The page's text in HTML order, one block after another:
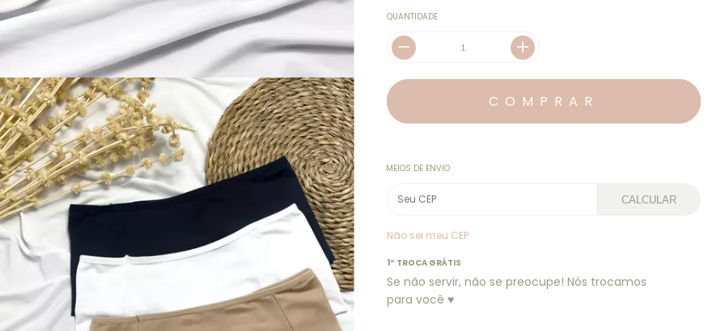
QUANTIDADE
MEIOS DE ENVIO
CALCULAR
Não sei meu CEP
1º TROCA GRÁTIS
Se não servir, não se preocupe! Nós trocamos
para você ♥